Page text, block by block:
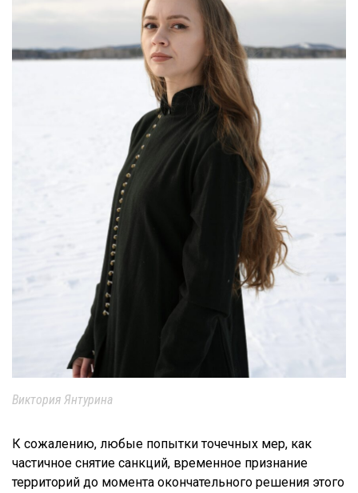
Виктория Янтурина
К сожалению, любые попытки точечных мер, как
частичное снятие санкций, временное признание
территорий до момента окончательного решения этого